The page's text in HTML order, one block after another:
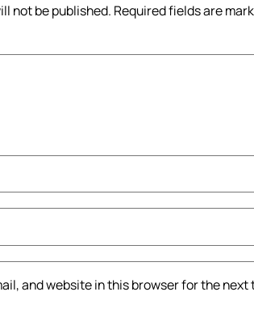
not be published. Required fields are
and website in this browser for the next